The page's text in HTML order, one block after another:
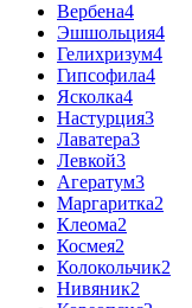
Вербена4
Эшшольция4
Гелихризум4
Гипсофила4
Ясколка4
Настурция3
Лаватера3
Левкой3
Агератум3
Маргаритка2
Клеома2
Космея2
Колокольчик2
Нивяник2